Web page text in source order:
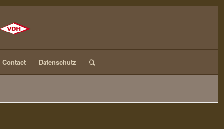
Contact Datenschutz